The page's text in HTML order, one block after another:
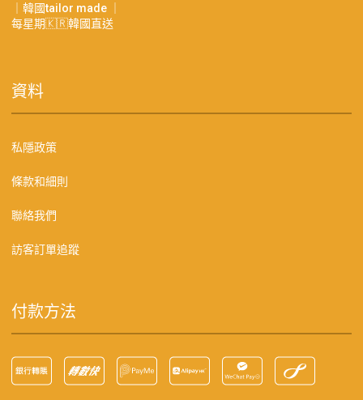
｜韓國tailor made ｜
每星期🇰🇷韓國直送
資料
私隱政策
條款和細則
聯絡我們
訪客訂單追蹤
付款方法